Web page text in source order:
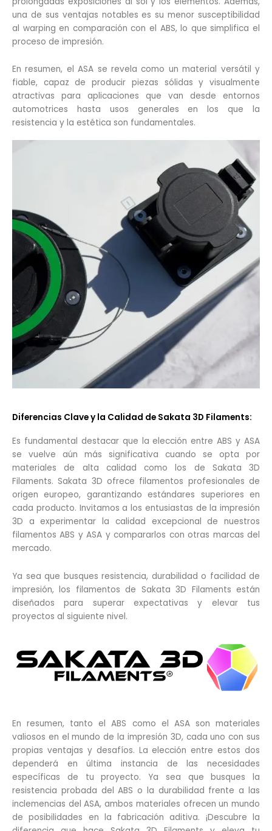
una de sus ventajas notables es su menor susceptibilidad
al warping en comparación con el ABS, lo que simplifica el
proceso de impresión.
En resumen, el ASA se revela como un material versátil y
fiable, capaz de producir piezas sólidas y visualmente
atractivas para aplicaciones que van desde entornos
automotrices hasta usos generales en los que la
resistencia y la estética son fundamentales.
Diferencias Clave y la Calidad de Sakata 3D Filaments:
Es fundamental destacar que la elección entre ABS y ASA
se vuelve aún más significativa cuando se opta por
materiales de alta calidad como los de Sakata 3D
Filaments. Sakata 3D ofrece filamentos profesionales de
origen europeo, garantizando estándares superiores en
cada producto. Invitamos a los entusiastas de la impresión
3D a experimentar la calidad excepcional de nuestros
filamentos ABS y ASA y compararlos con otras marcas del
mercado.
Ya sea que busques resistencia, durabilidad o facilidad de
impresión, los filamentos de Sakata 3D Filaments están
diseñados para superar expectativas y elevar tus
proyectos al siguiente nivel.
En resumen, tanto el ABS como el ASA son materiales
valiosos en el mundo de la impresión 3D, cada uno con sus
propias ventajas y desafíos. La elección entre estos dos
dependerá en última instancia de las necesidades
específicas de tu proyecto. Ya sea que busques la
resistencia probada del ABS o la durabilidad frente a las
inclemencias del ASA, ambos materiales ofrecen un mundo
de posibilidades en la fabricación aditiva. ¡Descubre la